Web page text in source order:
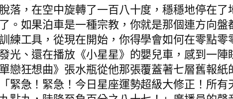
落，在空中旋轉了一百八十度，穩穩地停在
。如果泊車是一種宗教，你就是那個連方向
練工具，從現在開始，你得學會如何在零點
光、還在播放《小星星》的嬰兒車，感到一
戀狂想曲》張水瓶從他那張覆蓋著七層舊報
緊急！緊急！今日星座運勢超級大修正！所